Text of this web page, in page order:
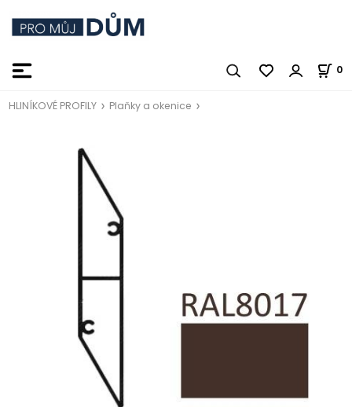
0
HLINÍKOVÉ PROFILY Plaňky a okenice